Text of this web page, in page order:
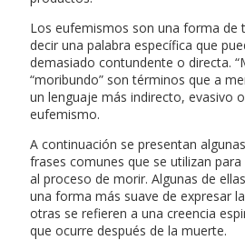
Los eufemismos son una forma de
decir una palabra específica que
demasiado contundente o directa.
“moribundo” son términos que a
un lenguaje más indirecto, evasivo
eufemismo.
A continuación se presentan
frases comunes que se utilizan
al proceso de morir. Algunas de
una forma más suave de expresar
otras se refieren a una creencia
que ocurre después de la muerte.